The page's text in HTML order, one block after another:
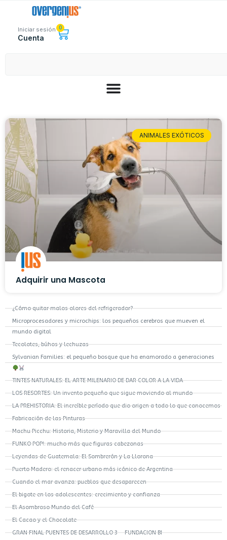
Iniciar sesión
Cuenta
0
ANIMALES EXÓTICOS
Adquirir una Mascota
¿Cómo quitar malos olores del refrigerador?
Microprocesadores y microchips: los pequeños cerebros que mueven el
mundo digital
Tecolotes, búhos y lechuzas
Sylvanian Families: el pequeño bosque que ha enamorado a generaciones
TINTES NATURALES: EL ARTE MILENARIO DE DAR COLOR A LA VIDA
LOS RESORTES: Un invento pequeño que sigue moviendo al mundo
LA PREHISTORIA: El increíble período que dio origen a todo lo que conocemos
Fabricación de las Pinturas
Machu Picchu: Historia, Misterio y Maravilla del Mundo
FUNKO POP!: mucho más que figuras cabezonas
Leyendas de Guatemala: El Sombrerón y La Llorona
Puerto Madero: el renacer urbano más icónico de Argentina
Cuando el mar avanza: pueblos que desaparecen
El bigote en los adolescentes: crecimiento y confianza
El Asombroso Mundo del Café
El Cacao y el Chocolate
GRAN FINAL PUENTES DE DESARROLLO 3 – FUNDACION BI